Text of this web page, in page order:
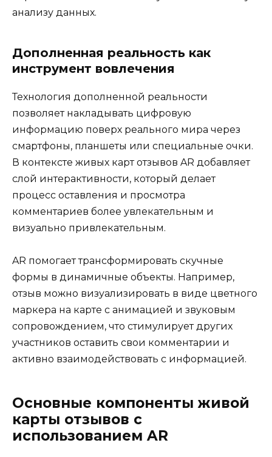
анализу данных.
Дополненная реальность как
инструмент вовлечения
Технология дополненной реальности
позволяет накладывать цифровую
информацию поверх реального мира через
смартфоны, планшеты или специальные очки.
В контексте живых карт отзывов AR добавляет
слой интерактивности, который делает
процесс оставления и просмотра
комментариев более увлекательным и
визуально привлекательным.
AR помогает трансформировать скучные
формы в динамичные объекты. Например,
отзыв можно визуализировать в виде цветного
маркера на карте с анимацией и звуковым
сопровождением, что стимулирует других
участников оставить свои комментарии и
активно взаимодействовать с информацией.
Основные компоненты живой
карты отзывов с
использованием AR